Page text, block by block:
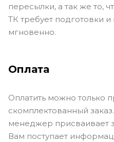
пересылки, а так же то,
ТК требует подготовки
мгновенно.
Оплата
Оплатить можно только
скомплектованный
менеджер присваивает
Вам поступает